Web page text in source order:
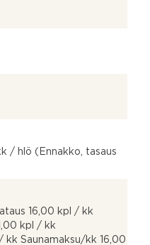
/ hlö (Ennakko, tasaus
16,00 kpl / kk
kpl / kk
Saunamaksu/kk 16,00